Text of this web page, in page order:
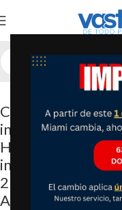
Camara WYZE
interior/exterior,
HD 1080p con
integrado,
2 vías,
Assistant, color